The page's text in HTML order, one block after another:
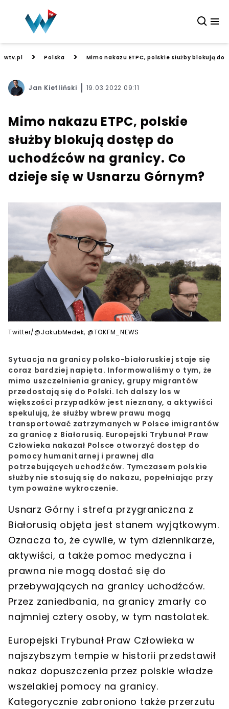
wtv.pl > Polska > Mimo nakazu ETPC, polskie służby blokują
Jan Kietliński 19.03.2022 09:11
Mimo nakazu ETPC, polskie
służby blokują dostęp do
uchodźców na granicy. Co
dzieje się w Usnarzu Górnym?
Twitter/@JakubMedek, @TOKFM_NEWS
Sytuacja na granicy polsko-białoruskiej staje się
coraz bardziej napięta. Informowaliśmy o tym, że
mimo uszczelnienia granicy, grupy migrantów
przedostają się do Polski. Ich dalszy los w
większości przypadków jest nieznany, a aktywiści
spekulują, że służby wbrew prawu mogą
transportować zatrzymanych w Polsce imigrantów
za granicę z Białorusią. Europejski Trybunał Praw
Człowieka nakazał Polsce otworzyć dostęp do
pomocy humanitarnej i prawnej dla
potrzebujących uchodźców. Tymczasem polskie
służby nie stosują się do nakazu, popełniając przy
tym poważne wykroczenie.
Usnarz Górny i strefa przygraniczna z
Białorusią objęta jest stanem wyjątkowym.
Oznacza to, że cywile, w tym dziennikarze,
aktywiści, a także pomoc medyczna i
prawna nie mogą dostać się do
przebywających na granicy uchodźców.
Przez zaniedbania, na granicy zmarły co
najmniej cztery osoby, w tym nastolatek.
Europejski Trybunał Praw Człowieka w
najszybszym tempie w historii przedstawił
nakaz dopuszczenia przez polskie władze
wszelakiej pomocy na granicy.
Kategorycznie zabroniono także przerzutu